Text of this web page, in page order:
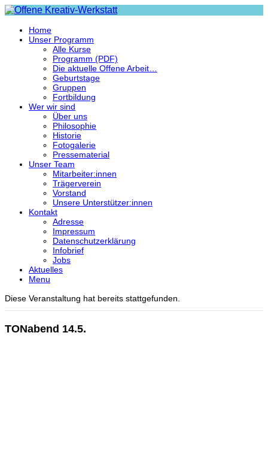
Home
Unser Programm
Alle Kurse
Programm (PDF)
Die aktuelle Offene Arbeit…
Geburtstage
Gruppen
Fortbildung
Wer wir sind
Über uns
Philosophie
Historie
Fotogalerie
Pressematerial
Unser Team
Mitarbeiter:innen
Trägerverein
Vorstand
Unsere Unterstützer:innen
Kontakt
Adresse
Impressum
Datenschutzerklärung
Infobrief
Jobs
Aktuelles
Menu
Diese Veranstaltung hat bereits stattgefunden.
TONabend 14.5.